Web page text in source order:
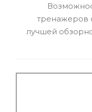
тренажеров
лучшей